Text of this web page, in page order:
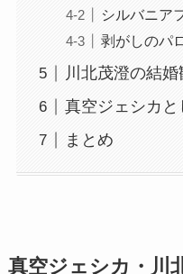
シルバニア
剥がしのパ
川北茂澄の結婚
真空ジェシカと
まとめ
真空ジェシカ・川